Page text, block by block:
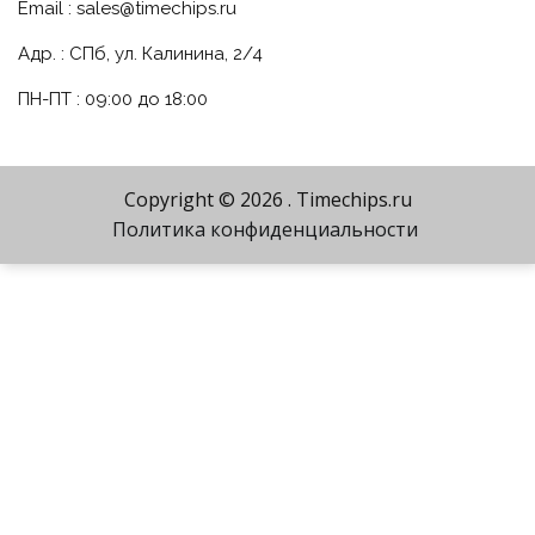
Email : sales@timechips.ru
Адр. : СПб, ул. Калинина, 2/4
ПН-ПТ : 09:00 до 18:00
Copyright © 2026 . Timechips.ru
Политика конфиденциальности